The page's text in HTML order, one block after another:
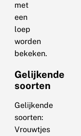
met
een
loep
worden
bekeken.
Gelijkende
soorten
Gelijkende
soorten:
Vrouwtjes